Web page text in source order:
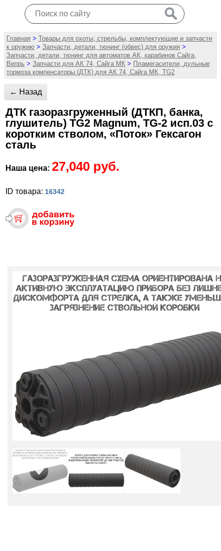
Главная > Товары для охоты, стрельбы, комплектующие и запчасти
к оружию > Запчасти, детали, тюнинг (обвес) для оружия >
Запчасти, детали, тюнинг для автоматов АК, карабинов Сайга,
Вепрь > Запчасти для АК 74, Сайга МК > Пламегасители, дульные
тормоза компенсаторы (ДТК) для АК 74, Сайга МК, TG2
← Назад
ДТК газоразгруженный (ДТКП, банка,
глушитель) TG2 Magnum, TG-2 исп.03 с
коротким стволом, «Поток» Гексагон
сталь
Наша цена: 27,040 руб.
ID товара: 16342